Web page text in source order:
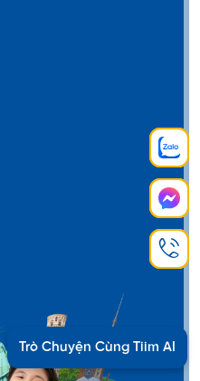
Trò Chuyện Cùng Tiim AI